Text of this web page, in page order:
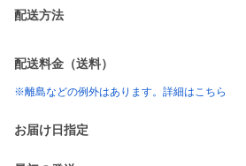
配送方法
配送料金（送料）
※離島などの例外はあります。詳細はこちら
お届け日指定